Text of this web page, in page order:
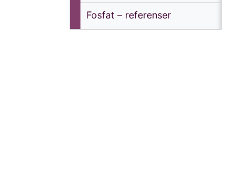
Fosfat – referenser